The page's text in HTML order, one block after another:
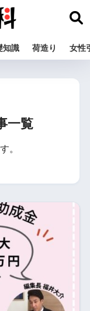
知識 荷造り 女性
一覧
。